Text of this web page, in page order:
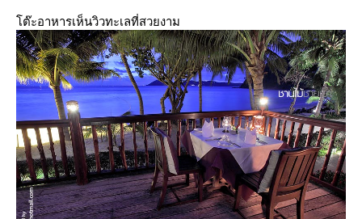
ต๊ะอาหารเห็นวิวทะเลที่สวยงาม